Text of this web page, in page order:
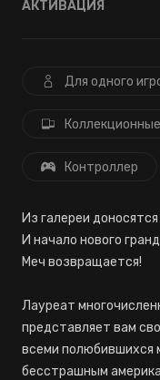
АКТИВАЦИЯ
Для одного
Контроллер
Из галереи
И начало нового
Меч возвращается!
Лауреат
представляет вам
всеми полюбившихся
бесстрашным